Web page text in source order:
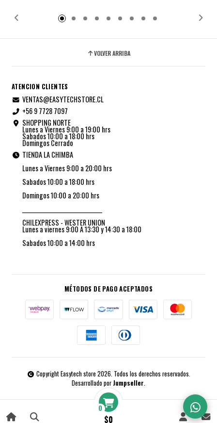
0
$0
VOLVER ARRIBA
ATENCION CLIENTES
VENTAS@EASYTECHSTORE.CL
+56 9 7728 7097
SHOPPING NORTE
Lunes a Viernes 9:00 a 19:00 hrs
Sabados 10:00 a 18:00 hrs
Domingos Cerrado
TIENDA LA CHIMBA
Lunes a Viernes 9:00 a 20:00 hrs
Sabados 10:00 a 18:00 hrs
Domingos 10:00 a 20:00 hrs
CHILEXPRESS - WESTER UNION
Lunes a viernes 9:00 A 13:30 y 14:30 a 18:00
Sabados 10:00 a 14:00 hrs
MÉTODOS DE PAGO ACEPTADOS
Copyright Easytech store 2026. Todos los derechos reservados.
Desarrollado por Jumpseller.